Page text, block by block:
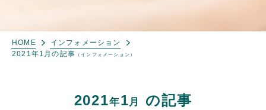
HOME
インフォメーション
2021年1月の記事 （インフォメーション）
2021年1月 の記事